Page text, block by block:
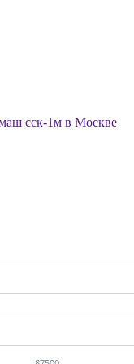
сск-1м в Москве